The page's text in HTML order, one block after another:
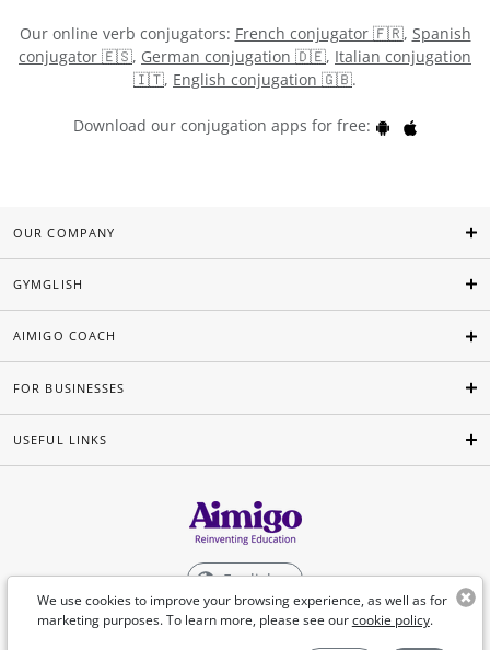
Our online verb conjugators: French conjugator 🇫🇷, Spanish
conjugator 🇪🇸, German conjugation 🇩🇪, Italian conjugation
🇮🇹, English conjugation 🇬🇧.
Download our conjugation apps for free:
We use cookies to improve your browsing experience, as well as for
marketing purposes. To learn more, please see ourcookie policy.
OUR COMPANY
GYMGLISH
AIMIGO COACH
FOR BUSINESSES
USEFUL LINKS
English
©Aimigo 2026